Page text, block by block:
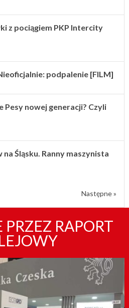
z pociągiem PKP Intercity
podpalenie [FILM]
Pesy nowej generacji? Czyli
Śląsku. Ranny maszynista
Następne »
PRZEZ RAPORT